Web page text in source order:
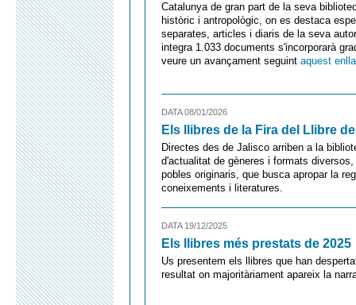
Catalunya de gran part de la seva
històric i antropològic, on es destaca
separates, articles i diaris de la seva
integra 1.033 documents s'incorporarà
veure un avançament seguint aquest
DATA 08/01/2026
Els llibres de la Fira del Llibre
Directes des de Jalisco arriben a la
d'actualitat de gèneres i formats
pobles originaris, que busca apropar la
coneixements i literatures.
DATA 19/12/2025
Els llibres més prestats de 2025
Us presentem els llibres que han
resultat on majoritàriament apareix la